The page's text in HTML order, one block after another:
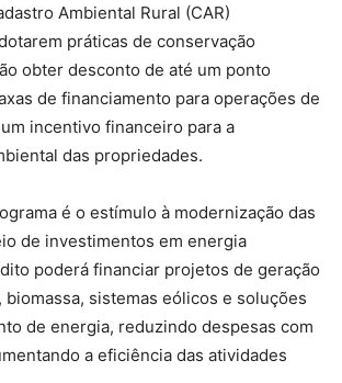
Ambiental Rural (CAR)
práticas de conservação
obter desconto de até um ponto
de financiamento para operações de
incentivo financeiro para a
das propriedades.
é o estímulo à modernização das
de investimentos em energia
poderá financiar projetos de geração
biomassa, sistemas eólicos e soluções
de energia, reduzindo despesas com
a eficiência das atividades